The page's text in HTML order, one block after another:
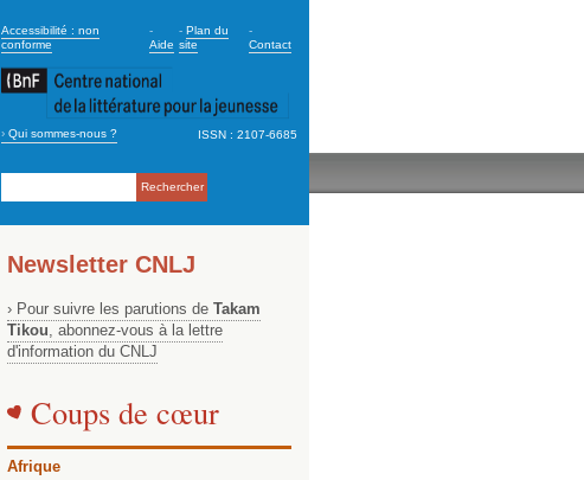
secondary_2
Accessibilité : non
conforme
-
Aide
-Plan du
site
-
Contact
Navigation
› Qui sommes-nous ? ISSN : 2107-6685
Newsletter CNLJ
› Pour suivre les parutions de Takam
Tikou, abonnez-vous à la lettre
d'information du CNLJ
Coups de cœur
Afrique